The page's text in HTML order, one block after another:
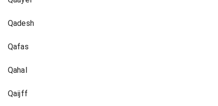
Qadesh
Qafas
Qahal
Qaijff